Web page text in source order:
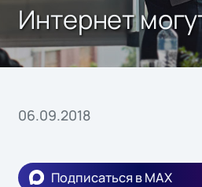
Интернет
06.09.2018
Подписаться в MAX